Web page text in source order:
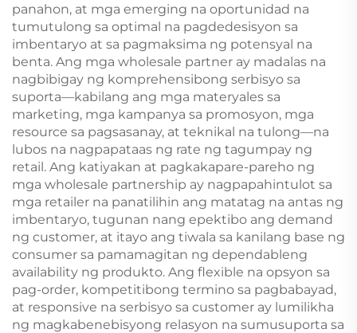
panahon, at mga emerging na oportunidad na
tumutulong sa optimal na pagdedesisyon sa
imbentaryo at sa pagmaksima ng potensyal na
benta. Ang mga wholesale partner ay madalas na
nagbibigay ng komprehensibong serbisyo sa
suporta—kabilang ang mga materyales sa
marketing, mga kampanya sa promosyon, mga
resource sa pagsasanay, at teknikal na tulong—na
lubos na nagpapataas ng rate ng tagumpay ng
retail. Ang katiyakan at pagkakapare-pareho ng
mga wholesale partnership ay nagpapahintulot sa
mga retailer na panatilihin ang matatag na antas ng
imbentaryo, tugunan nang epektibo ang demand
ng customer, at itayo ang tiwala sa kanilang base ng
consumer sa pamamagitan ng dependableng
availability ng produkto. Ang flexible na opsyon sa
pag-order, kompetitibong termino sa pagbabayad,
at responsive na serbisyo sa customer ay lumilikha
ng magkabenebisyong relasyon na sumusuporta sa